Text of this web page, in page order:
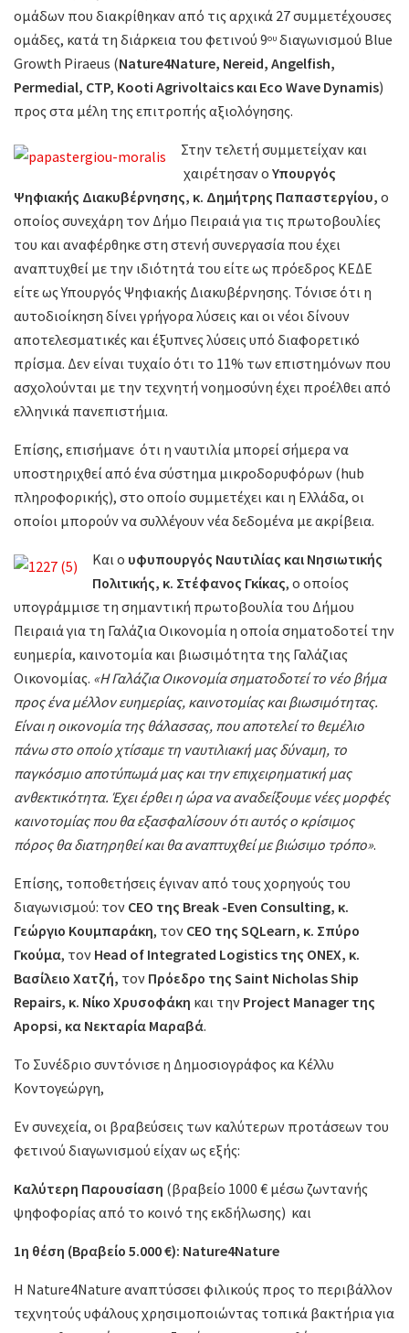
ομάδων που διακρίθηκαν από τις αρχικά 27 συμμετέχουσες
ομάδες, κατά τη διάρκεια του φετινού 9ου διαγωνισμού Blue
Growth Piraeus (Nature4Nature, Nereid, Angelfish,
Permedial, CTP, Kooti Agrivoltaics και Eco Wave Dynamis)
προς στα μέλη της επιτροπής αξιολόγησης.
Στην τελετή συμμετείχαν και
χαιρέτησαν ο Υπουργός
Ψηφιακής Διακυβέρνησης, κ. Δημήτρης Παπαστεργίου, ο
οποίος συνεχάρη τον Δήμο Πειραιά για τις πρωτοβουλίες
του και αναφέρθηκε στη στενή συνεργασία που έχει
αναπτυχθεί με την ιδιότητά του είτε ως πρόεδρος ΚΕΔΕ
είτε ως Υπουργός Ψηφιακής Διακυβέρνησης. Τόνισε ότι η
αυτοδιοίκηση δίνει γρήγορα λύσεις και οι νέοι δίνουν
αποτελεσματικές και έξυπνες λύσεις υπό διαφορετικό
πρίσμα. Δεν είναι τυχαίο ότι το 11% των επιστημόνων που
ασχολούνται με την τεχνητή νοημοσύνη έχει προέλθει από
ελληνικά πανεπιστήμια.
Επίσης, επισήμανε ότι η ναυτιλία μπορεί σήμερα να
υποστηριχθεί από ένα σύστημα μικροδορυφόρων (hub
πληροφορικής), στο οποίο συμμετέχει και η Ελλάδα, οι
οποίοι μπορούν να συλλέγουν νέα δεδομένα με ακρίβεια.
Και ο υφυπουργός Ναυτιλίας και Νησιωτικής
Πολιτικής, κ. Στέφανος Γκίκας, ο οποίος
υπογράμμισε τη σημαντική πρωτοβουλία του Δήμου
Πειραιά για τη Γαλάζια Οικονομία η οποία σηματοδοτεί την
ευημερία, καινοτομία και βιωσιμότητα της Γαλάζιας
Οικονομίας. «Η Γαλάζια Οικονομία σηματοδοτεί το νέο βήμα
προς ένα μέλλον ευημερίας, καινοτομίας και βιωσιμότητας.
Είναι η οικονομία της θάλασσας, που αποτελεί το θεμέλιο
πάνω στο οποίο χτίσαμε τη ναυτιλιακή μας δύναμη, το
παγκόσμιο αποτύπωμά μας και την επιχειρηματική μας
ανθεκτικότητα. Έχει έρθει η ώρα να αναδείξουμε νέες μορφές
καινοτομίας που θα εξασφαλίσουν ότι αυτός ο κρίσιμος
πόρος θα διατηρηθεί και θα αναπτυχθεί με βιώσιμο τρόπο».
Επίσης, τοποθετήσεις έγιναν από τους χορηγούς του
διαγωνισμού: τον CEO της Break -Even Consulting, κ.
Γεώργιο Κουμπαράκη, τον CEO της SQLearn, κ. Σπύρο
Γκούμα, τον Head of Integrated Logistics της ΟΝΕΧ, κ.
Βασίλειο Χατζή, τον Πρόεδρο της Saint Nicholas Ship
Repairs, κ. Νίκο Χρυσοφάκη και την Project Manager της
Αpopsi, κα Νεκταρία Μαραβά.
Το Συνέδριο συντόνισε η Δημοσιογράφος κα Κέλλυ
Κοντογεώργη,
Εν συνεχεία, οι βραβεύσεις των καλύτερων προτάσεων του
φετινού διαγωνισμού είχαν ως εξής:
Καλύτερη Παρουσίαση (βραβείο 1000 € μέσω ζωντανής
ψηφοφορίας από το κοινό της εκδήλωσης) και
1η θέση (Βραβείο 5.000 €): Nature4Nature
Η Nature4Nature αναπτύσσει φιλικούς προς το περιβάλλον
τεχνητούς υφάλους χρησιμοποιώντας τοπικά βακτήρια για